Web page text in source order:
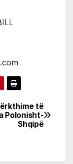
të
Polonisht-
Shqipë